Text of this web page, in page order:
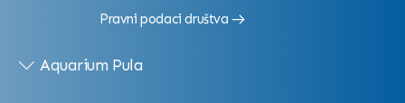
Pravni podaci društva
Aquarium Pula